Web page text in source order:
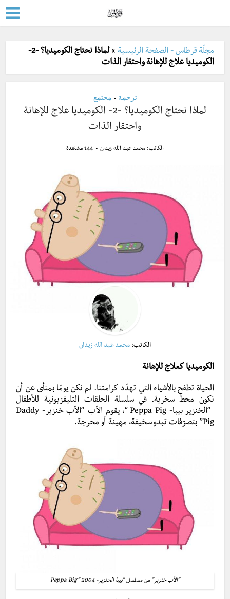
مجلّة قرطاس - الصفحة الرئيسية »
لماذا نحتاج الكوميديا؟ -2-
الكوميديا علاج للإهانة واحتقار الذات
ترجمة • مجتمع
لماذا نحتاج الكوميديا؟ -2- الكوميديا علاج للإهانة
واحتقار الذات
الكاتب: محمد عبد الله زيدان 144 مشاهدة
الكاتب: محمد عبد الله زيدان
الكوميديا كعلاج للإهانة
الحياة تطفح بالأشياء التي تهدّد كرامتنا. لم نكن يومًا بمنأى عن أن
نكون محطّ سخرية. في سلسلة الحلقات التليفزيونية للأطفال
“الخنزير بيبا- Peppa Pig “، يقوم الأب “الأب خنزير- Daddy
Pig” بتصرّفات تبدو سخيفة، مهينة أو محرجة.
“الأب خنزير” من مسلسل “بيبا الخنزير- Peppa Big” 2004